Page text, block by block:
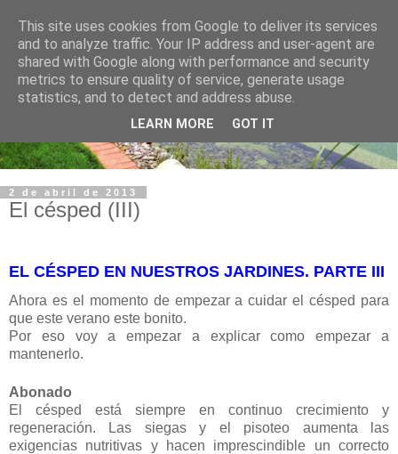
2 de abril de 2013
El césped (III)
EL CÉSPED EN NUESTROS JARDINES. PARTE III
Ahora es el momento de empezar a cuidar el césped para
que este verano este bonito.
Por eso voy a empezar a explicar como empezar a
mantenerlo.
Abonado
El césped está siempre en continuo crecimiento y
regeneración. Las siegas y el pisoteo aumenta las
exigencias nutritivas y hacen imprescindible un correcto
This site uses cookies from Google to deliver its services
and to analyze traffic. Your IP address and user-agent are
shared with Google along with performance and security
metrics to ensure quality of service, generate usage
statistics, and to detect and address abuse.
LEARN MORE GOT IT